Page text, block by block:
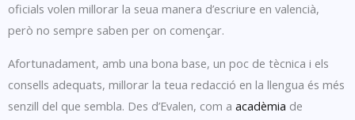
oficials volen millorar la seua manera d’escriure en valencià,
però no sempre saben per on començar.
Afortunadament, amb una bona base, un poc de tècnica i els
consells adequats, millorar la teua redacció en la llengua és més
senzill del que sembla. Des d’Evalen, com a acadèmia de